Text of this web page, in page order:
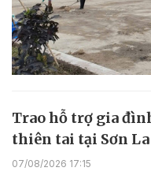
Trao hỗ trợ gia
thiên tai tại Sơn La
07/08/2026 17:15